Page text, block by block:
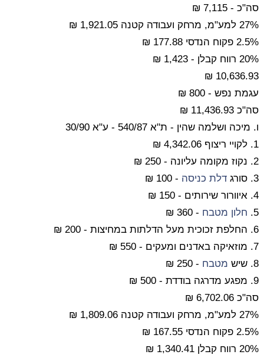
סה"כ - 7,115 ₪
27% למע"מ, מרחק ועבודה קטנה 1,921.05 ₪
2.5% פקוח הנדסי 177.88 ₪
20% רווח קבלן - 1,423 ₪
10,636.93 ₪
עגמת נפש - 800 ₪
סה"כ 11,436.93 ₪
ו. מיכה ושלמה שהין - ת"א 540/87 - ע"א 30/90
1. לקויי ריצוף 4,342.06 ₪
2. נקוז מקומה עליונה - 250 ₪
3. סורג
דלת כניסה - 100 ₪
4. איוורור שירותים - 150 ₪
5.
חלון מטבח - 360 ₪
6. החלפת זכוכית מעל הדלתות במחיצות - 200 ₪
7. מוזאיקה באדנים ומעקים - 550 ₪
8. שיש
מטבח - 250 ₪
9. מפגע מדרגה בודדת - 500 ₪
סה"כ 6,702.06 ₪
27% למע"מ, מרחק ועבודה קטנה 1,809.06 ₪
2.5% פקוח הנדסי 167.55 ₪
20% רווח קבלן 1,340.41 ₪